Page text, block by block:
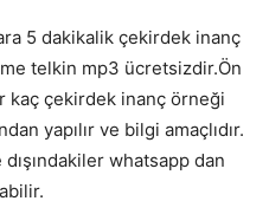
5 dakikalik çekirdek inanç
telkin mp3 ücretsizdir.Ön
kaç çekirdek inanç örneği
yapılır ve bilgi amaçlıdır.
whatsapp dan